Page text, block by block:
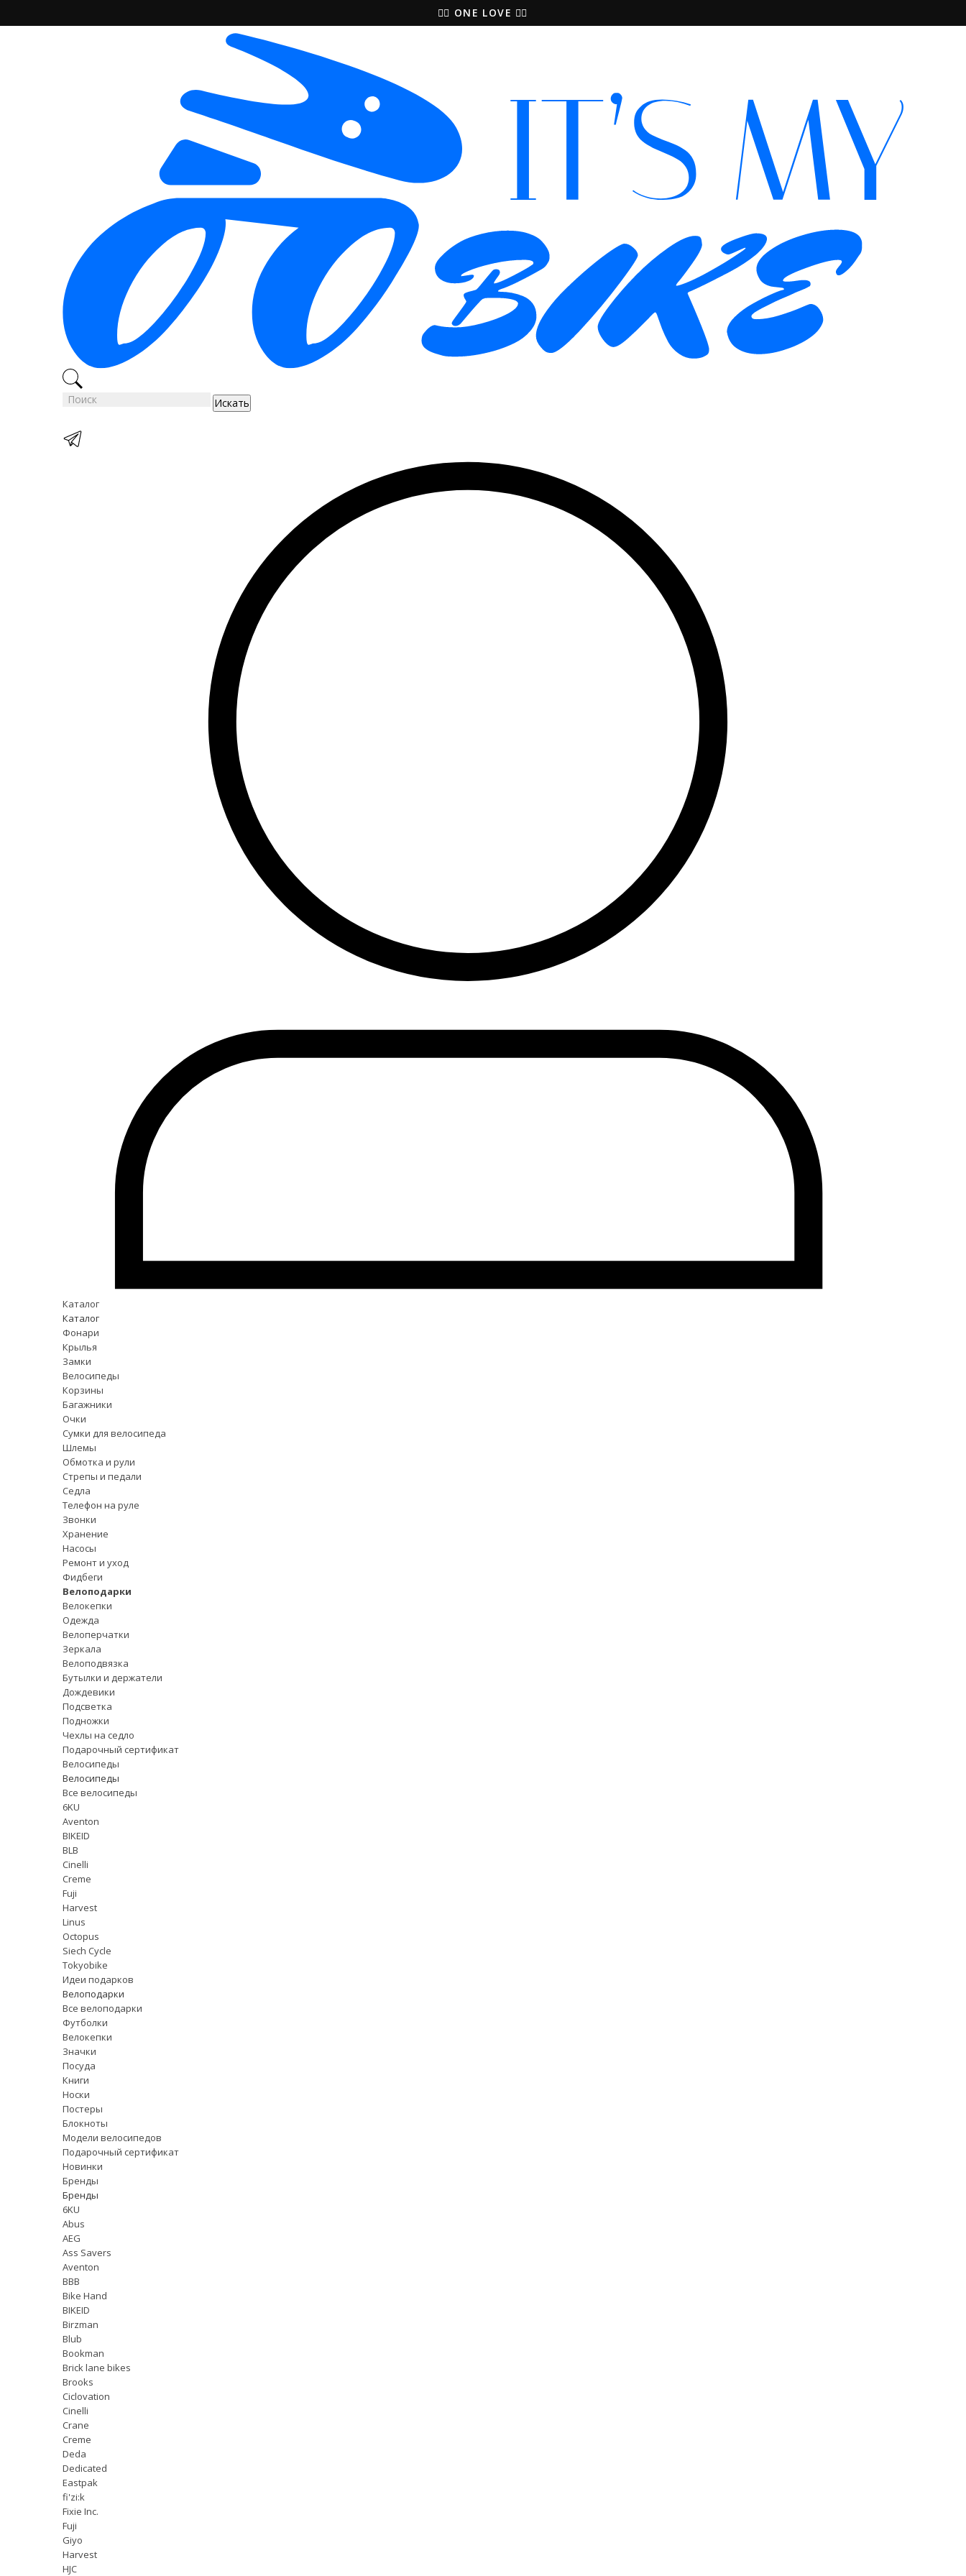
🚵‍♀️ ONE LOVE 🚴‍♀️
Искать
Каталог
Каталог
Фонари
Крылья
Замки
Велосипеды
Корзины
Багажники
Очки
Сумки для велосипеда
Шлемы
Обмотка и рули
Стрепы и педали
Седла
Телефон на руле
Звонки
Хранение
Насосы
Ремонт и уход
Фидбеги
Велоподарки
Велокепки
Одежда
Велоперчатки
Зеркала
Велоподвязка
Бутылки и держатели
Дождевики
Подсветка
Подножки
Чехлы на седло
Подарочный сертификат
Велосипеды
Велосипеды
Все велосипеды
6KU
Aventon
BIKEID
BLB
Cinelli
Creme
Fuji
Harvest
Linus
Octopus
Siech Cycle
Tokyobike
Идеи подарков
Велоподарки
Все велоподарки
Футболки
Велокепки
Значки
Посуда
Книги
Носки
Постеры
Блокноты
Модели велосипедов
Подарочный сертификат
Новинки
Бренды
Бренды
6KU
Abus
AEG
Ass Savers
Aventon
BBB
Bike Hand
BIKEID
Birzman
Blub
Bookman
Brick lane bikes
Brooks
Ciclovation
Cinelli
Crane
Creme
Deda
Dedicated
Eastpak
fi'zi:k
Fixie Inc.
Fuji
Giyo
Harvest
HJC